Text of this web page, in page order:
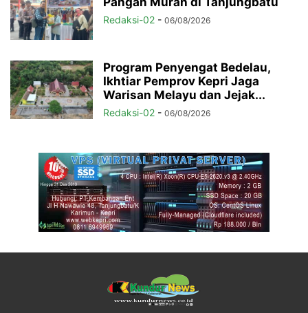
Redaksi-02 - 06/08/2026
Program Penyengat Bedelau,
Ikhtiar Pemprov Kepri Jaga
Warisan Melayu dan Jejak...
Redaksi-02 - 06/08/2026